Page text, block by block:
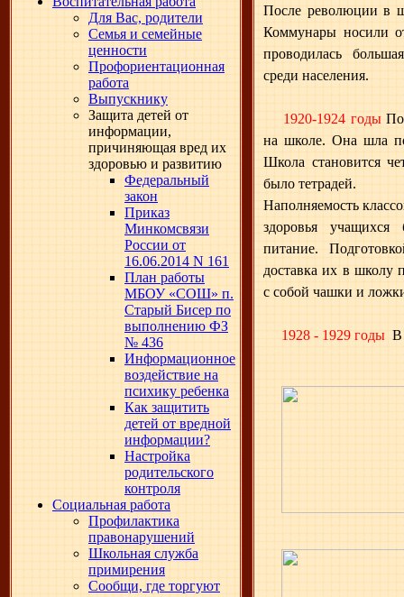
Для Вас, родители
Семья и семейные
ценности
Профориентационная
работа
Выпускнику
Защита детей от
информации,
причиняющая вред их
здоровью и развитию
Федеральный
закон
Приказ
Минкомсвязи
России от
16.06.2014 N 161
План работы
МБОУ «СОШ» п.
Старый Бисер по
выполнению ФЗ
№ 436
Информационное
воздействие на
психику ребенка
Как защитить
детей от вредной
информации?
Настройка
родительского
контроля
Социальная работа
Профилактика
правонарушений
Школьная служба
примирения
Сообщи, где торгуют
После революции в
Коммунары носили
проводилась
среди населения.
1920-1924 годы
на школе. Она шла
Школа становится
было тетрадей.
Наполняемость
здоровья учащихся
питание.
доставка их в школу
с собой чашки и
1928 - 1929 годы В